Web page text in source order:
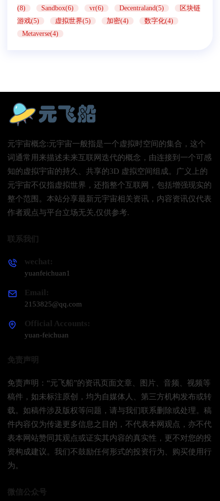
(8)
Sandbox(6) vr(6) Decentraland(5)
区块链
游戏(5)
虚拟世界(5) 加密(4)
数字化(4)
Metaverse(4)
元宇宙概念:元宇宙一般指是一个虚拟时空间的集合，这个
词通常用来描述未来互联网迭代的概念，由连接到一个可感
知的虚拟宇宙的持久、共享的3D 虚拟空间组成。广义上的
元宇宙不仅指虚拟世界，还指整个互联网，包括增强现实的
整个范围。本站分享最新元宇宙相关资讯，内容资讯仅代表
作者观点与平台立场无关,仅供参考.
联系我们
wechat:
yuanfeichuan1
Email:
2153825@qq.com
Official Accounts:
yuan-feichuan
免责声明
免责声明：“元飞船”的资讯页面文章、图片、音频、视频等
稿件，如未标注原创，均为自媒体人、第三方机构发布或转
载。如稿件涉及版权等问题，请与我们联系删除或处理。稿
件内容仅为传递更多信息之目的，不代表本网观点，亦不代
表本网站赞同其观点或证实其内容的真实性，更不对您的投
资构成建议。我们不鼓励任何形式的投资行为、购买使用行
为。
微信公众号